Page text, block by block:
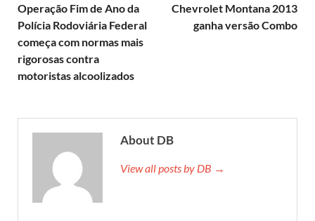
Operação Fim de Ano da
Polícia Rodoviária Federal
começa com normas mais
rigorosas contra
motoristas alcoolizados
Chevrolet Montana 2013
ganha versão Combo
About DB
View all posts by DB →